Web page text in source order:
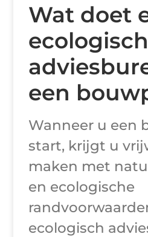
Wat doet
ecologisch
een
Wanneer u een
start, krijgt u
maken met
en ecologische
ecologisch